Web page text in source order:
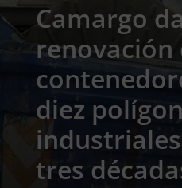
Camargo
renovación
diez
tres